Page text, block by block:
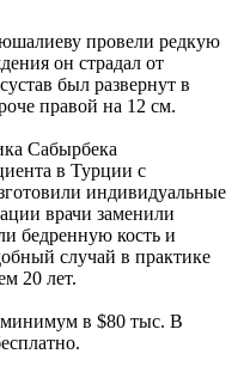
провели редкую
он страдал от
был развернут в
правой на 12 см.
Сабырбека
в Турции с
индивидуальные
врачи заменили
бедренную кость и
случай в практике
20 лет.
в $80 тыс. В